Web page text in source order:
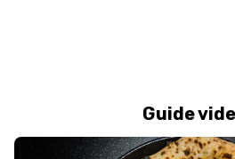
Guide